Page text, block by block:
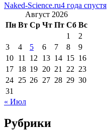
Naked-Science.ru4 года спустя
Август 2026
Пн Вт Ср Чт Пт Сб Вс
1
2
3
4 5 6 7 8
9
10 11 12 13 14 15 16
17 18 19 20 21 22 23
24 25 26 27 28 29 30
31
« Июл
Рубрики